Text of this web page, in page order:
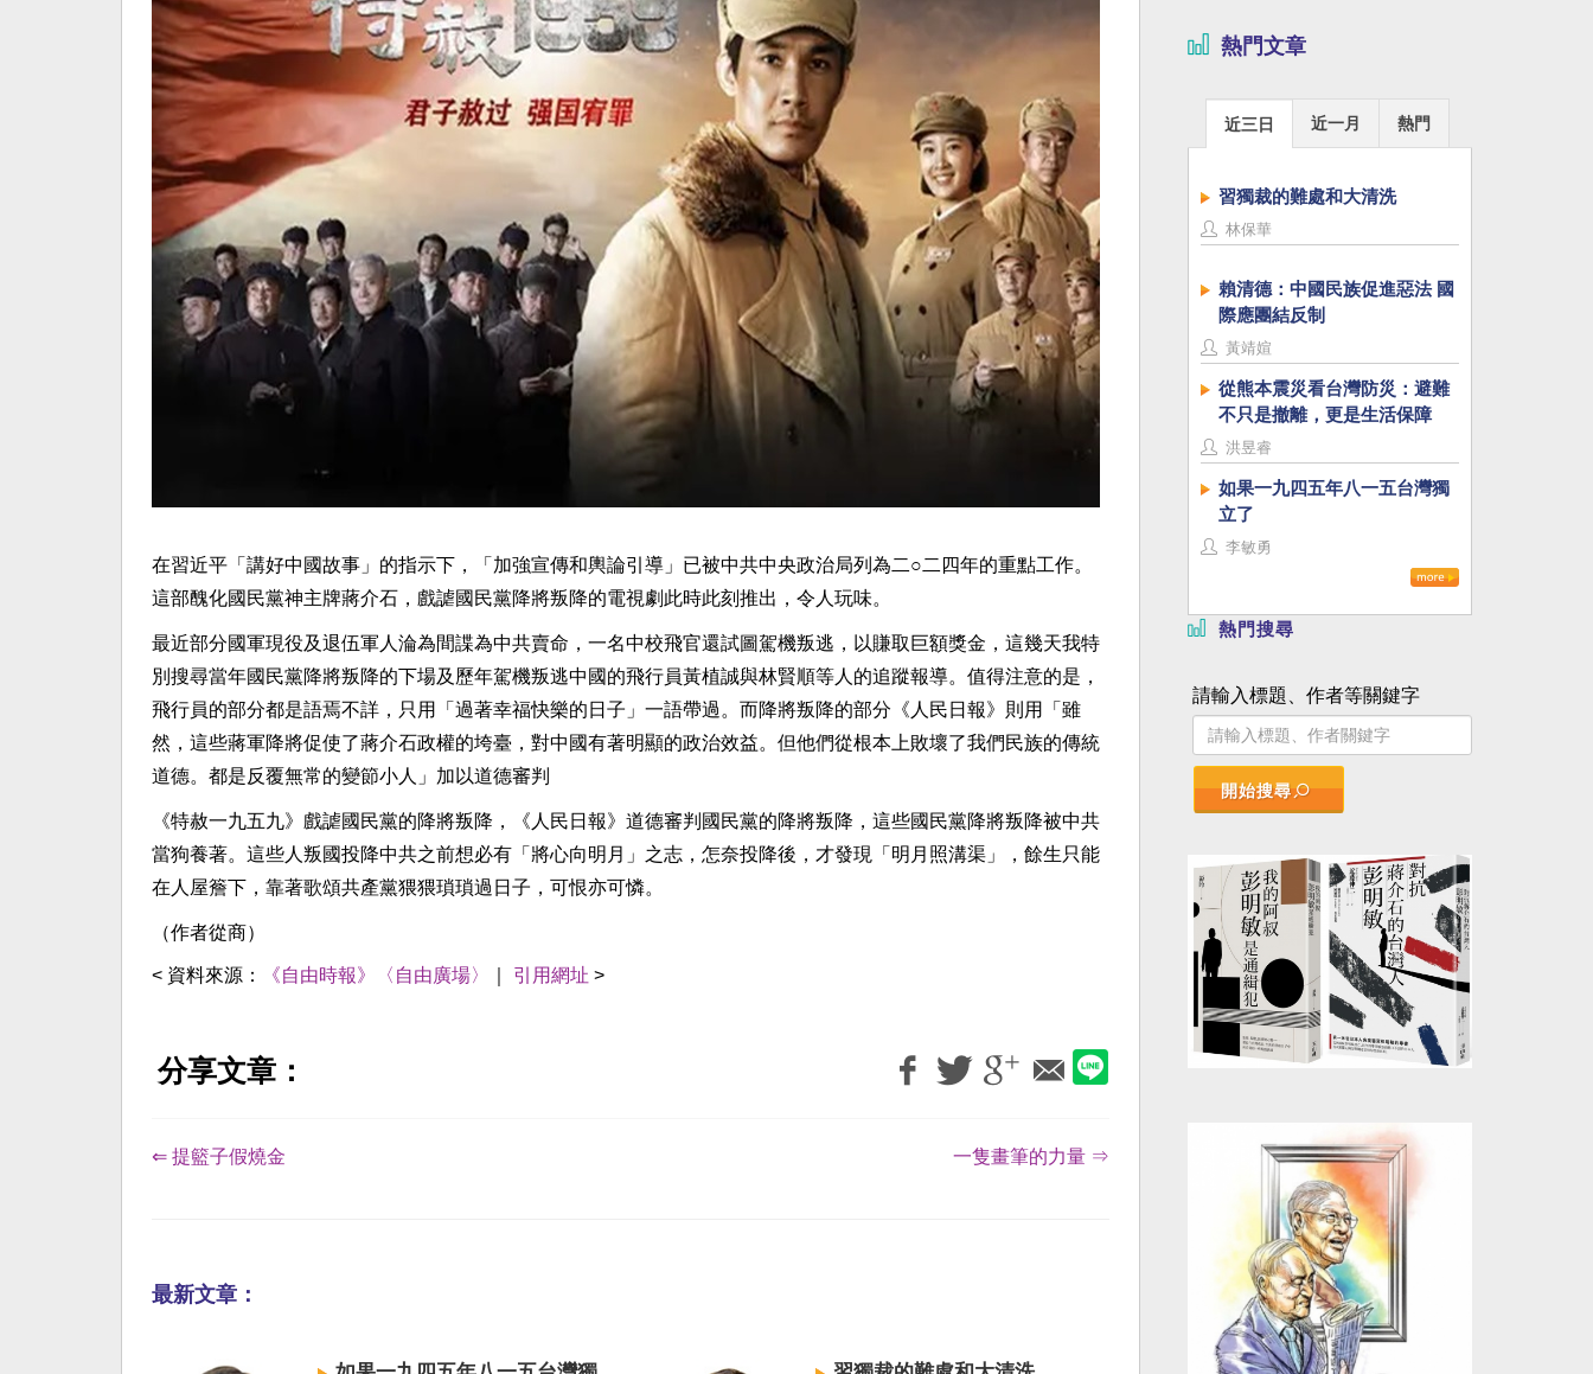
在習近平「講好中國故事」的指示下，「加強宣傳和輿論引導」已被中共中央政治局列為二○二四年的重點工作。
這部醜化國民黨神主牌蔣介石，戲謔國民黨降將叛降的電視劇此時此刻推出，令人玩味。
最近部分國軍現役及退伍軍人淪為間諜為中共賣命，一名中校飛官還試圖駕機叛逃，以賺取巨額獎金，這幾天我特
別搜尋當年國民黨降將叛降的下場及歷年駕機叛逃中國的飛行員黃植誠與林賢順等人的追蹤報導。值得注意的是，
飛行員的部分都是語焉不詳，只用「過著幸福快樂的日子」一語帶過。而降將叛降的部分《人民日報》則用「雖
然，這些蔣軍降將促使了蔣介石政權的垮臺，對中國有著明顯的政治效益。但他們從根本上敗壞了我們民族的傳統
道德。都是反覆無常的變節小人」加以道德審判
《特赦一九五九》戲謔國民黨的降將叛降，《人民日報》道德審判國民黨的降將叛降，這些國民黨降將叛降被中共
當狗養著。這些人叛國投降中共之前想必有「將心向明月」之志，怎奈投降後，才發現「明月照溝渠」，餘生只能
在人屋簷下，靠著歌頌共產黨猥猥瑣瑣過日子，可恨亦可憐。
（作者從商）
< 資料來源： 《自由時報》〈自由廣場〉 引用網址 >
分享文章：
⇐ 提籃子假燒金 一隻畫筆的力量 ⇒
最新文章：
熱門文章
近三日 近一月 熱門
習獨裁的難處和大清洗
林保華
賴清德：中國民族促進惡法 國
際應團結反制
黃靖媗
從熊本震災看台灣防災：避難
不只是撤離，更是生活保障
洪昱睿
如果一九四五年八一五台灣獨
立了
李敏勇
熱門搜尋
請輸入標題、作者等關鍵字
開始搜尋